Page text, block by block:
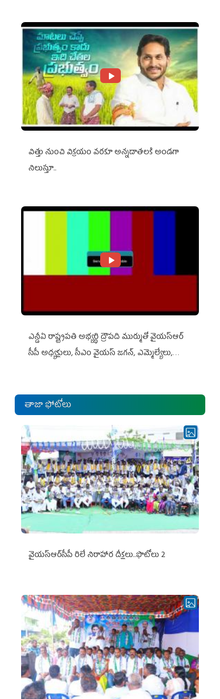
విత్తు నుంచి విక్రయం వరకూ అన్నదాతలకి అండగా
నిలుస్తూ..
ఎన్డీఏ రాష్ట్ర‌ప‌తి అభ్య‌ర్థి ద్రౌప‌ది ముర్ముతో వైయ‌స్ఆర్
సీపీ అధ్య‌క్షులు, సీఎం వైయ‌స్ జ‌గ‌న్, ఎమ్మెల్యేలు,
తాజా ఫోటోలు
వైయ‌స్ఆర్‌సీపీ రిలే నిరాహార దీక్షలు..ఫొటోలు 2